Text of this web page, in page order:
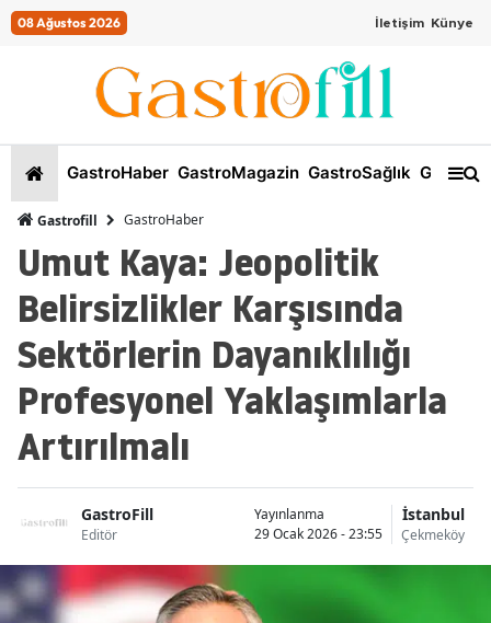
08 Ağustos 2026 İletişim Künye
GastroHaber GastroMagazin GastroSağlık
Gastrofill GastroHaber
Umut Kaya: Jeopolitik
Belirsizlikler Karşısında
Sektörlerin Dayanıklılığı
Profesyonel Yaklaşımlarla
Artırılmalı
GastroFill
Editör
Yayınlanma
29 Ocak 2026 - 23:55
İstanbul
Çekmeköy